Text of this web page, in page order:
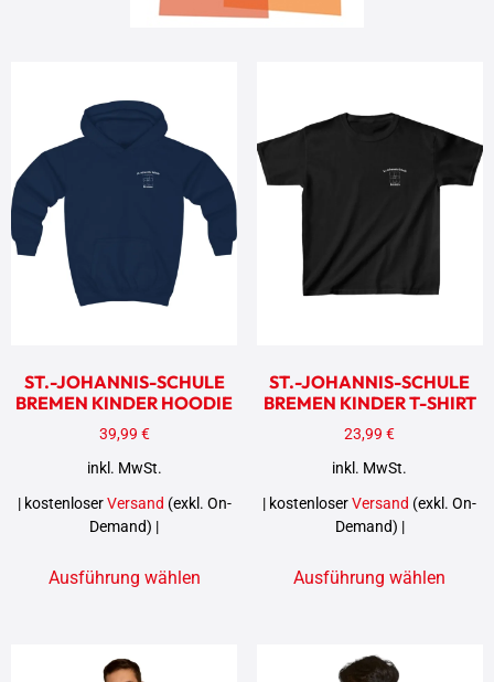
ST.-JOHANNIS-SCHULE
BREMEN KINDER HOODIE
39,99 €
inkl. MwSt.
| kostenloserVersand (exkl. On-
Demand) |
Ausführung wählen
ST.-JOHANNIS-SCHULE
BREMEN KINDER T-SHIRT
23,99€
inkl. MwSt.
| kostenloserVersand (exkl. On-
Demand) |
Ausführung wählen